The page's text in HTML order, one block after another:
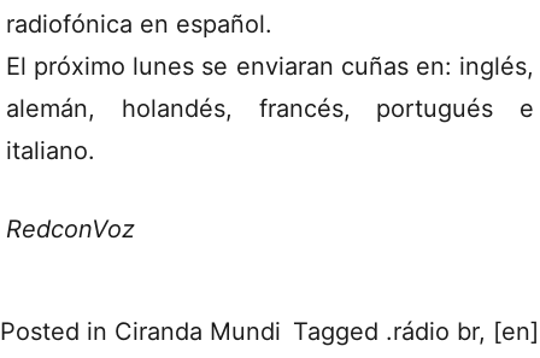
radiofónica en español.
El próximo lunes se enviaran cuñas en: inglés,
alemán, holandés, francés, portugués e
italiano.
RedconVoz
Posted in Ciranda Mundi Tagged .rádio br, [en]